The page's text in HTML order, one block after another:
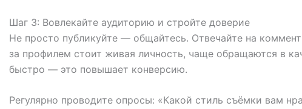
Шаг 3: Вовлекайте аудиторию и стройте доверие
Не просто публикуйте — общайтесь. Отвечайте на
за профилем стоит живая личность, чаще обращаются в
быстро — это повышает конверсию.
Регулярно проводите опросы: «Какой стиль съёмки вам